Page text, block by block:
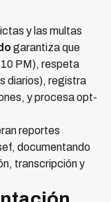
y las multas
garantiza que
10 PM), respeta
diarios), registra
y procesa opt-
reportes
documentando
transcripción y